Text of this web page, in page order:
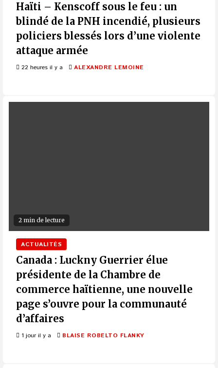
Haïti – Kenscoff sous le feu : un
blindé de la PNH incendié, plusieurs
policiers blessés lors d’une violente
attaque armée
22 heures il y a ALEXANDRE LEMOINE
2 min de lecture
ACTUALITÉS
Canada : Luckny Guerrier élue
présidente de la Chambre de
commerce haïtienne, une nouvelle
page s’ouvre pour la communauté
d’affaires
1 jour il y a BLAISE ROBELTO FLANKY